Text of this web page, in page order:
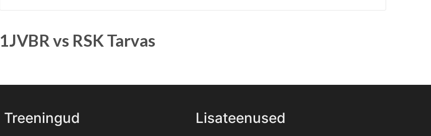
1JVBR vs RSK Tarvas
Treeningud Lisateenused